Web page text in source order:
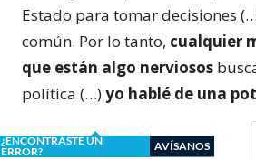
Estado para tomar decisiones
común. Por lo tanto, cualquier
que están algo nerviosos
política (…)yo hablé de una
¿ENCONTRASTE UN
ERROR?
AVÍSANOS